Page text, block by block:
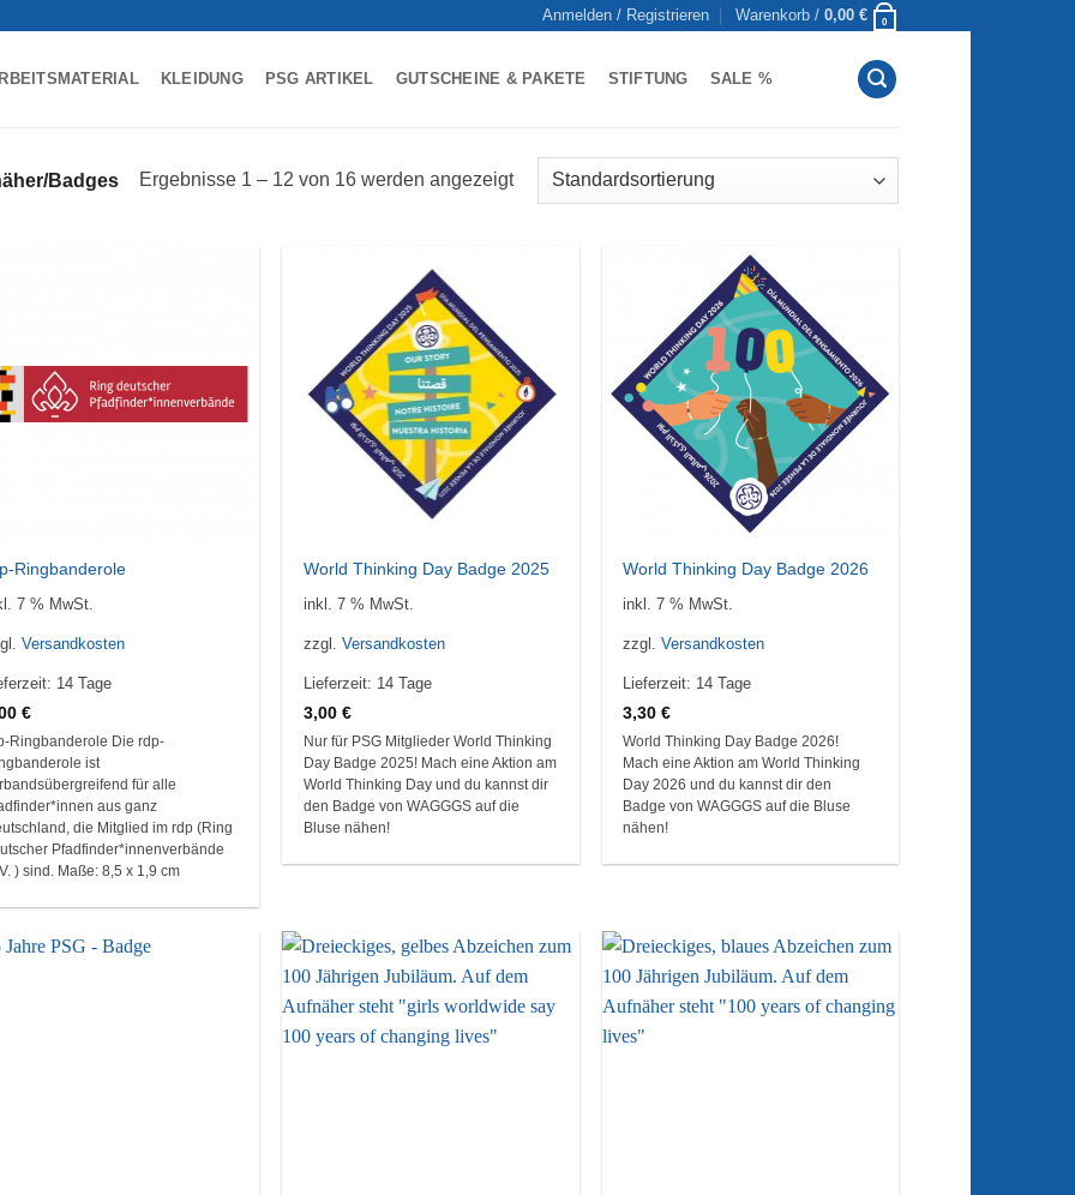
Anmelden / Registrieren Warenkorb / 0,00 € 0
KLEIDUNG PSG ARTIKEL GUTSCHEINE & PAKETE STIFTUNG SALE %
Badges Ergebnisse 1 – 12 von 16 werden angezeigt
Ringbanderole
7 % MwSt.
Versandkosten
14 Tage
€
Ringbanderole Die rdp-
ist
für alle
aus ganz
die Mitglied im rdp (Ring
Pfadfinder*innenverbände
) sind. Maße: 8,5 x 1,9 cm
Wunschliste
World Thinking Day Badge 2025
inkl. 7 % MwSt.
zzgl. Versandkosten
Lieferzeit: 14 Tage
3,00 €
Nur für PSG Mitglieder World Thinking
Day Badge 2025! Mach eine Aktion am
World Thinking Day und du kannst dir
den Badge von WAGGGS auf die
Bluse nähen!
Wunschliste
World Thinking Day Badge 2026
inkl. 7 % MwSt.
zzgl.Versandkosten
Lieferzeit: 14 Tage
3,30€
World Thinking Day Badge 2026!
Mach eine Aktion am World Thinking
Day 2026 und du kannst dir den
Badge von WAGGGS auf die Bluse
nähen!
Auf die
Wunschliste
Auf die
Wunschliste